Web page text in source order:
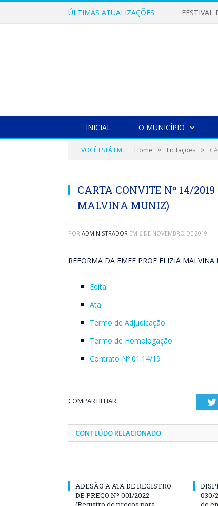
ÚLTIMAS ATUALIZAÇÕES:
INICIAL O MUNICÍPIO
VOCÊ ESTÁ EM: Home » Licitações »
CARTA CONVITE Nº 14/
MALVINA MUNIZ)
POR ADMINISTRADOR EM 6 DE NOVEMBRO DE 2019
REFORMA DA EMEF PROF ELIZIA MALVINA
Edital
Ata
Termo de Adjudicação
Termo de Homologação
Contrato Nº 01.14/19
COMPARTILHAR:
CONTEÚDO RELACIONADO
ADESÃO A ATA DE REGISTRO
DE PREÇO Nº 001/2022
030/